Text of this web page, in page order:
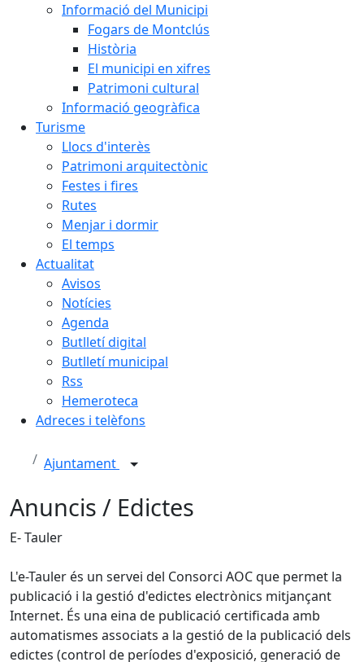
Informació del Municipi
Fogars de Montclús
Història
El municipi en xifres
Patrimoni cultural
Informació geogràfica
Turisme
Llocs d'interès
Patrimoni arquitectònic
Festes i fires
Rutes
Menjar i dormir
El temps
Actualitat
Avisos
Notícies
Agenda
Butlletí digital
Butlletí municipal
Rss
Hemeroteca
Adreces i telèfons
Ajuntament
Anuncis / Edictes
E- Tauler
L'e-Tauler és un servei del Consorci AOC que permet la
publicació i la gestió d'edictes electrònics mitjançant
Internet. És una eina de publicació certificada amb
automatismes associats a la gestió de la publicació dels
edictes (control de períodes d'exposició, generació de